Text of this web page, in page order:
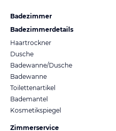
Badezimmer
Badezimmerdetails
Haartrockner
Dusche
Badewanne/Dusche
Badewanne
Toilettenartikel
Bademantel
Kosmetikspiegel
Zimmerservice